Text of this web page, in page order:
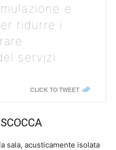
e
ridurre i
servizi
CLICK TO TWEET
sala, acusticamente isolata